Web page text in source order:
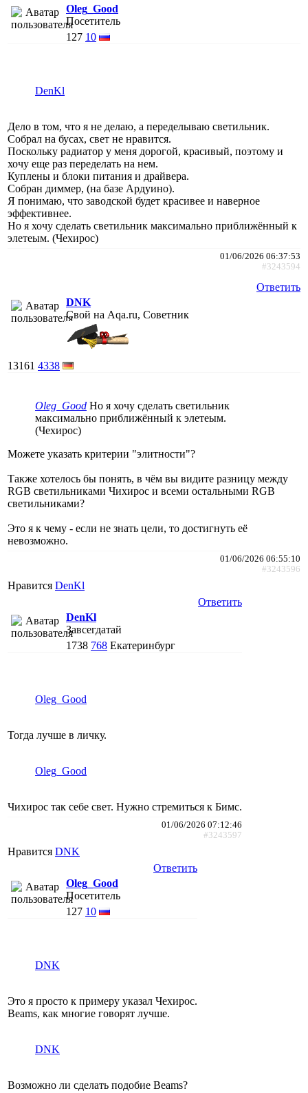
Oleg_Good
Посетитель
127 10
DenKl
Дело в том, что я не делаю, а переделываю светильник.
Собрал на бусах, свет не нравится.
Поскольку радиатор у меня дорогой, красивый, поэтому и
хочу еще раз переделать на нем.
Куплены и блоки питания и драйвера.
Собран диммер, (на базе Ардуино).
Я понимаю, что заводской будет красивее и наверное
эффективнее.
Но я хочу сделать светильник максимально приближённый к
элетеым. (Чехирос)
01/06/2026 06:37:53
#3243594
Ответить
DNK
Свой на Aqa.ru, Советник
13161 4338
Oleg_Good Но я хочу сделать светильник
максимально приближённый к элетеым.
(Чехирос)
Можете указать критерии "элитности"?
Также хотелось бы понять, в чём вы видите разницу между
RGB светильниками Чихирос и всеми остальными RGB
светильниками?
Это я к чему - если не знать цели, то достигнуть её
невозможно.
01/06/2026 06:55:10
#3243596
Нравится DenKl
Ответить
DenKl
Завсегдатай
1738 768 Екатеринбург
Oleg_Good
Тогда лучше в личку.
Oleg_Good
Чихирос так себе свет. Нужно стремиться к Бимс.
01/06/2026 07:12:46
#3243597
Нравится DNK
Ответить
Oleg_Good
Посетитель
127 10
DNK
Это я просто к примеру указал Чехирос.
Beams, как многие говорят лучше.
DNK
Возможно ли сделать подобие Beams?